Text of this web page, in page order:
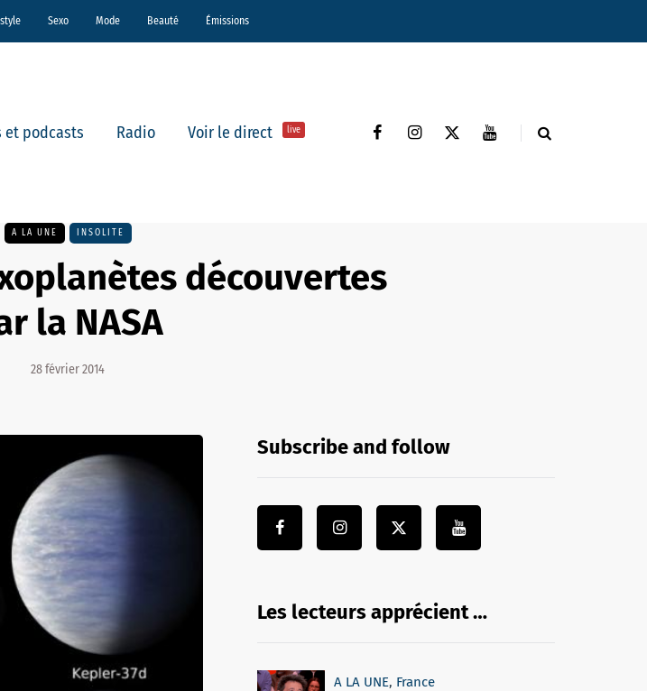
Sexo Mode Beauté Émissions
et podcasts Radio Voir le direct live
A LA UNE INSOLITE
découvertes
la NASA
28 février 2014
Subscribe and follow
Les lecteurs apprécient …
A LA UNE, France